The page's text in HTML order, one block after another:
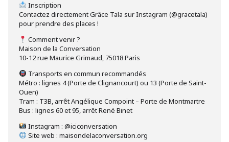
Inscription
Contactez directement Grâce Tala sur Instagram (@gracetala)
pour prendre des places !
Comment venir ?
Maison de la Conversation
10-12 rue Maurice Grimaud, 75018 Paris
Transports en commun recommandés
Métro : lignes 4 (Porte de Clignancourt) ou 13 (Porte de Saint-
Ouen)
Tram : T3B, arrêt Angélique Compoint – Porte de Montmartre
Bus : lignes 60 et 95, arrêt René Binet
Instagram : @iciconversation
Site web : maisondelaconversation.org